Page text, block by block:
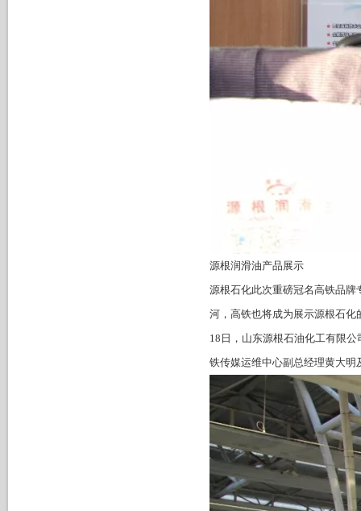
源根润滑油产品展示
源根石化此次重磅冠名高铁品
河，高铁也将成为展示源根石
18日，山东源根石油化工有限
铁传媒运维中心副总经理黄大